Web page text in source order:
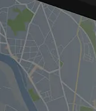
Windows強固型平板電腦
Android系統強固型平板
超強固型平板電腦
無線電 PoC
邊緣運算人工智慧移動
車載電腦
Windows車載電腦
基礎建設解決方案
自助服務亭解決方
智慧充電站解决方